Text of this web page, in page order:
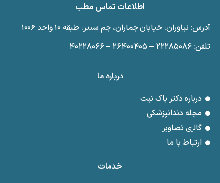
اطلاعات تماس مطب
آدرس: نیاوران، خیابان جماران، جم سنتر، طبقه ۱۰ واحد ۱۰۰۶
تلفن: ۲۲۲۸۵۰۸۶ – ۲۶۴۰۰۴۰۵ – ۴۰۲۲۸۰۶۶
درباره ما
درباره دکتر پاک نیت
مجله دندانپزشکی
گالری تصاویر
ارتباط با ما
خدمات